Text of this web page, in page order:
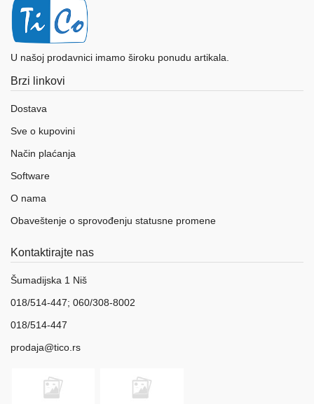
U našoj prodavnici imamo široku ponudu artikala.
Brzi linkovi
Dostava
Sve o kupovini
Način plaćanja
Software
O nama
Obaveštenje o sprovođenju statusne promene
Kontaktirajte nas
Šumadijska 1 Niš
018/514-447; 060/308-8002
018/514-447
prodaja@tico.rs